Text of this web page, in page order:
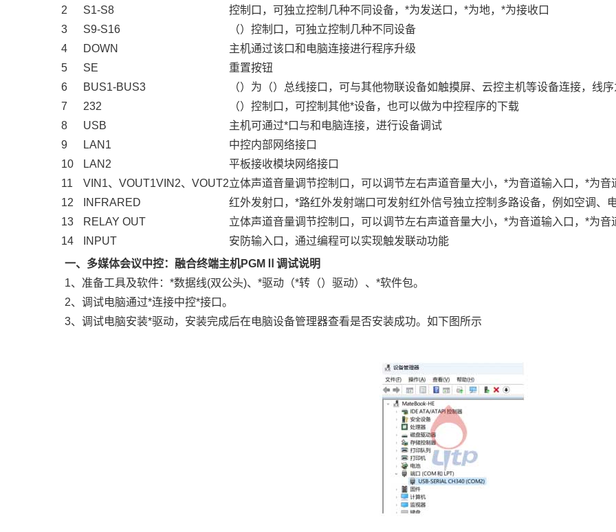
2
S1-S8
控制口，可独立控制几种不同设备，*为发送口，*为地，*为接收口
3
S9-S16
（）控制口，可独立控制几种不同设备
4
DOWN
主机通过该口和电脑连接进行程序升级
5
SE
重置按钮
6
BUS1-BUS3
（）为（）总线接口，可与其他物联设备如触摸屏、云控主机等设备连接，线
7
232
（）控制口，可控制其他*设备，也可以做为中控程序的下载
8
USB
主机可通过*口与和电脑连接，进行设备调试
9
LAN1
中控内部网络接口
10
LAN2
平板接收模块网络接口
11
VIN1、VOUT1VIN2、VOUT2立体声道音量调节控制口，可以调节左右声道音量大小，*为音道输入口，*为
12
INFRARED
红外发射口，*路红外发射端口可发射红外信号独立控制多路设备，例如空调、
13
RELAY OUT
立体声道音量调节控制口，可以调节左右声道音量大小，*为音道输入口，*为音
14
INPUT
安防输入口，通过编程可以实现触发联动功能
一、多媒体会议中控：融合终端主机PGMⅡ调试说明
1、准备工具及软件：*数据线(双公头)、*驱动（*转（）驱动）、*软件包。
2、调试电脑通过*连接中控*接口。
3、调试电脑安装*驱动，安装完成后在电脑设备管理器查看是否安装成功。如下图所示